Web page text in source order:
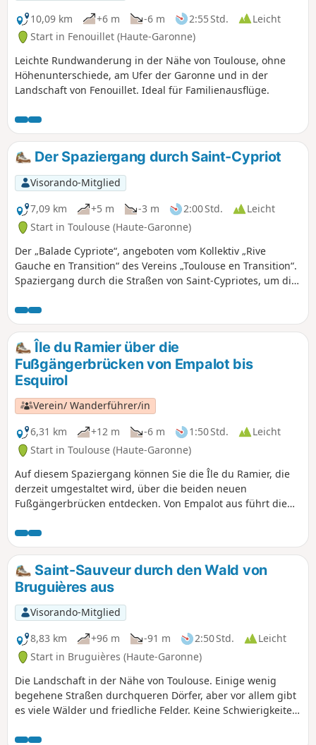
10,09 km
+6 m -6 m 2:55 Std.
Leicht
Start in Fenouillet (Haute-Garonne)
Leichte Rundwanderung in der Nähe von Toulouse, ohne
Höhenunterschiede, am Ufer der Garonne und in der
Landschaft von Fenouillet. Ideal für Familienausflüge.
Der Spaziergang durch Saint-Cypriot
Visorando-Mitglied
7,09 km
+5 m -3 m 2:00 Std.
Leicht
Start in Toulouse (Haute-Garonne)
Der „Balade Cypriote“, angeboten vom Kollektiv „Rive
Gauche en Transition“ des Vereins „Toulouse en Transition“.
Spaziergang durch die Straßen von Saint-Cypriotes, um die
Île du Ramier über die
Fußgängerbrücken von Empalot bis
Esquirol
Verein/ Wanderführer/in
6,31 km
+12 m -6 m 1:50 Std.
Leicht
Start in Toulouse (Haute-Garonne)
Auf diesem Spaziergang können Sie die Île du Ramier, die
derzeit umgestaltet wird, über die beiden neuen
Fußgängerbrücken entdecken. Von Empalot aus führt die
einer grünen Oase im Herzen der Stadt. Die Garonne
bewässert sie. Unsere besten Sportler kommen hierher, um
Medaillen zu gewinnen...
Saint-Sauveur durch den Wald von
Bruguières aus
Visorando-Mitglied
8,83 km
+96 m -91 m 2:50 Std.
Leicht
Start in Bruguières (Haute-Garonne)
Die Landschaft in der Nähe von Toulouse. Einige wenig
begehene Straßen durchqueren Dörfer, aber vor allem gibt
es viele Wälder und friedliche Felder. Keine Schwierigkeiten,